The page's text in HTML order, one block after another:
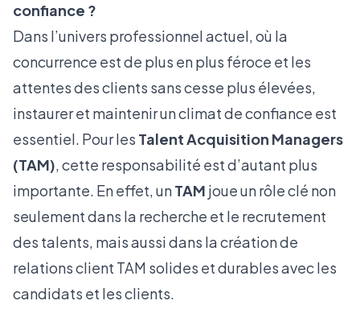
confiance ?
Dans l’univers professionnel actuel, où la
concurrence est de plus en plus féroce et les
attentes des clients sans cesse plus élevées,
instaurer et maintenir un climat de confiance est
essentiel. Pour les Talent Acquisition Managers
(TAM), cette responsabilité est d’autant plus
importante. En effet, unTAM joue un rôle clé non
seulement dans la recherche et le recrutement
des talents, mais aussi dans la création de
relations client TAM solides et durables avec les
candidats et les clients.